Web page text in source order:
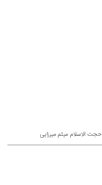
حجت الاسلام میثم میرزایی